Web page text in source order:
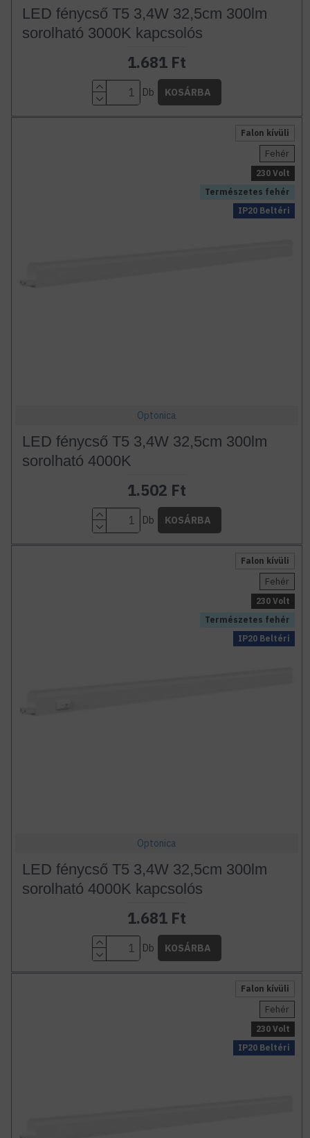
LED fénycső T5 3,4W 32,5cm 300lm
sorolható 3000K kapcsolós
1.681 Ft
Db KOSÁRBA
Természetes fehér
Falon kívüli
IP20 Beltéri
Fehér
230 Volt
Optonica
LED fénycső T5 3,4W 32,5cm 300lm
sorolható 4000K
1.502 Ft
Db KOSÁRBA
Természetes fehér
Falon kívüli
IP20 Beltéri
Fehér
230 Volt
Optonica
LED fénycső T5 3,4W 32,5cm 300lm
sorolható 4000K kapcsolós
1.681 Ft
Db KOSÁRBA
Falon kívüli
IP20 Beltéri
Fehér
230 Volt